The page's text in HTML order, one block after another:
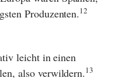
Produzenten.12
leicht in einen
also verwildern.13